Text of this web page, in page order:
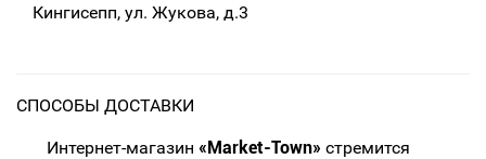
Кингисепп, ул. Жукова, д.3
СПОСОБЫ ДОСТАВКИ
Интернет-магазин «Market-Town» стремится